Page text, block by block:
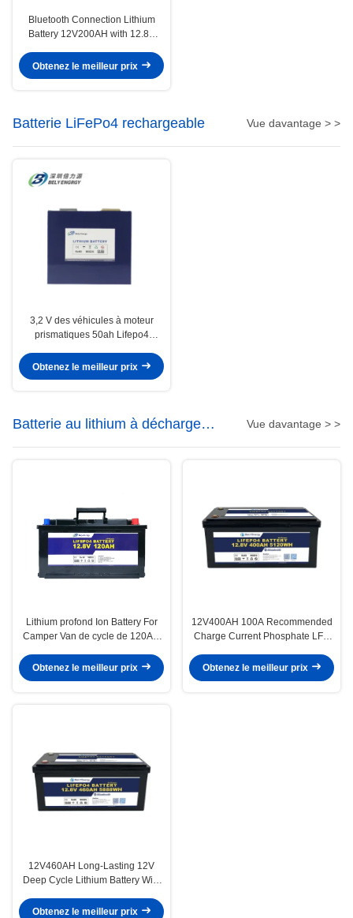
Bluetooth Connection Lithium
Battery 12V200AH with 12.8V
Charge Current and 0-60C
Charge Temperature
Obtenez le meilleur prix
Batterie LiFePo4 rechargeable Vue davantage > >
3,2 V des véhicules à moteur
prismatiques 50ah Lifepo4
Used In Cars
Obtenez le meilleur prix
Batterie au lithium à décharge
profonde
Vue davantage > >
Lithium profond Ion Battery For
Camper Van de cycle de 120AH
Obtenez le meilleur prix
12V400AH 100A Recommended
Charge Current Phosphate LFP
Performance
Obtenez le meilleur prix
12V460AH Long-Lasting 12V
Deep Cycle Lithium Battery With
Impedance
Obtenez le meilleur prix